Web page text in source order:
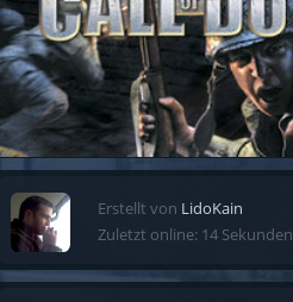
Erstellt von LidoKain
Zuletzt online: 14 Sekunden